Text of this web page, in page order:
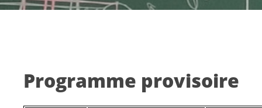
Programme provisoire